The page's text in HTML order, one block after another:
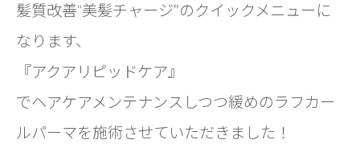
髪質改善“美髪チャージ”のクイックメニューに
なります、
『アクアリピッドケア』
でヘアケアメンテナンスしつつ緩めのラフカー
ルパーマを施術させていただきました！